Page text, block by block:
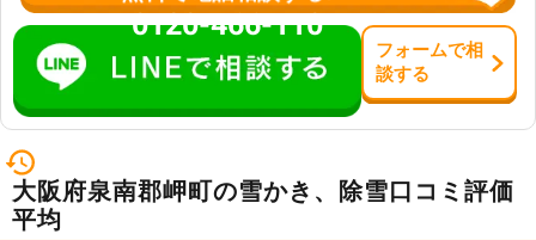
0120-466-110
フォームで相
談する
大阪府泉南郡岬町の雪かき、除雪口コミ評価
平均